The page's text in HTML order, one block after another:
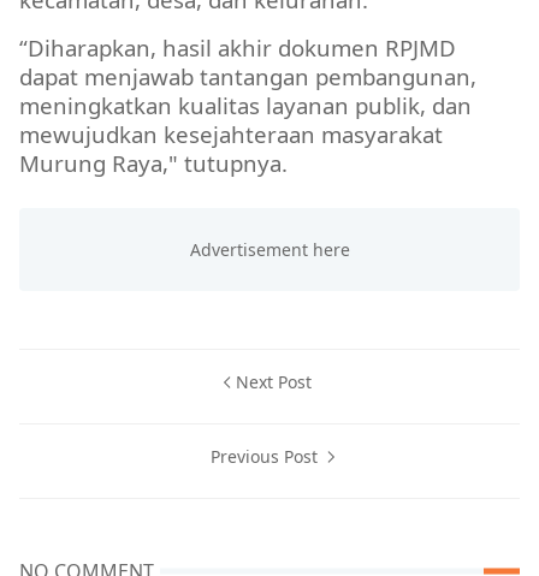
“Diharapkan, hasil akhir dokumen RPJMD
dapat menjawab tantangan pembangunan,
meningkatkan kualitas layanan publik, dan
mewujudkan kesejahteraan masyarakat
Murung Raya," tutupnya.
Next Post
Previous Post